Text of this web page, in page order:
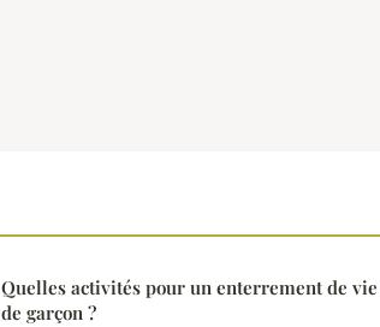
Quelles activités pour un enterrement de vie
de garçon ?